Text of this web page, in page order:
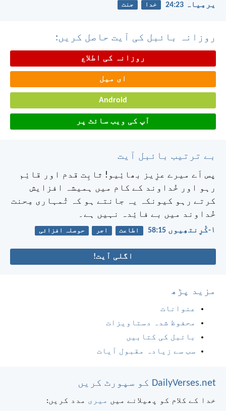
یرمِیاہ 23:‏24 خدا جنت
روزانہ بائبل کی آیت حاصل کریں:
روزانہ کی اطلاع
ای میل
Android
آپ کی ویب سائٹ پر
بے ترتیب بائبل آیت
پس اَے میرے عزِیز بھائِیو! ثابِت قدم اور قائِم
رہو اور خُداوند کے کام میں ہمیشہ افزایش
کرتے رہو کیونکہ یہ جانتے ہو کہ تُمہاری مِحنت
خُداوند میں بے فائِدہ نہیں ہے۔
۱-کُرِنتھِیوں 15:‏58 اطاعت اجر حوصلہ افزائی
اگلی آیت!
مزید پڑھ
عنوانات
محفوظ شدہ دستاویزات
بائبل کی کتابیں
سب سے زیادہ مقبول آیات
DailyVerses.net کو سپورٹ کریں
خدا کے کلام کو پھیلانے میں میری مدد کریں: